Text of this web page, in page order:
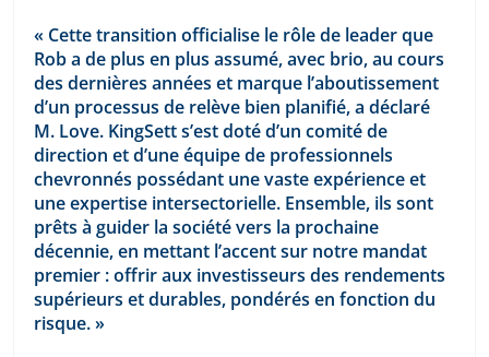
« Cette transition officialise le rôle de leader que
Rob a de plus en plus assumé, avec brio, au cours
des dernières années et marque l’aboutissement
d’un processus de relève bien planifié, a déclaré
M. Love. KingSett s’est doté d’un comité de
direction et d’une équipe de professionnels
chevronnés possédant une vaste expérience et
une expertise intersectorielle. Ensemble, ils sont
prêts à guider la société vers la prochaine
décennie, en mettant l’accent sur notre mandat
premier : offrir aux investisseurs des rendements
supérieurs et durables, pondérés en fonction du
risque. »